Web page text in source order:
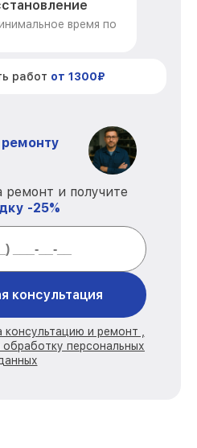
время по
работ от 1300₽
ремонт и получите
-25%
консультация
консультацию и ремонт ,
обработку персональных